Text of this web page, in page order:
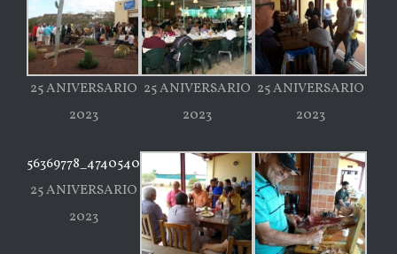
25 ANIVERSARIO
2023
25 ANIVERSARIO
2023
25 ANIVERSARIO
2023
56369778_474054073131262_2876008168389869568_o
25 ANIVERSARIO
2023